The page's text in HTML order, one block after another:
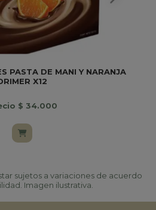
PASTA DE MANI Y NARANJA
X12
$ 34.000
sujetos a variaciones de acuerdo
Imagen ilustrativa.